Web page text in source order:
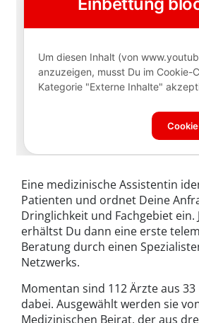
Eine medizinische Assistentin
Patienten und ordnet Deine
Dringlichkeit und Fachgebiet ein.
erhältst Du dann eine erste
Beratung durch einen
Netzwerks.
Momentan sind 112 Ärzte aus
dabei. Ausgewählt werden sie
Medizinischen Beirat, der aus